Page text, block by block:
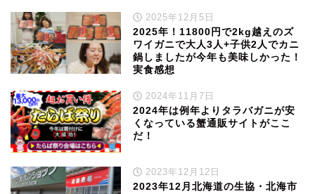
2025年12月5日
2025年！11800円で2kg越えのズ
ワイガニで大人3人+子供2人でカニ
鍋しましたが今年も美味しかった！
実食感想
2024年11月7日
2024年は例年よりタラバガニが安
くなっている蟹通販サイトがここ
だ！
2023年12月12日
2023年12月北海道の生協・北海市